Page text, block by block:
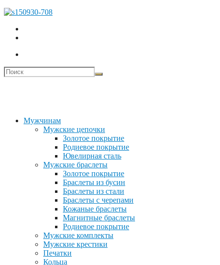
Мужчинам
Мужские цепочки
Золотое покрытие
Родиевое покрытие
Ювелирная сталь
Мужские браслеты
Золотое покрытие
Браслеты из бусин
Браслеты из стали
Браслеты с черепами
Кожаные браслеты
Магнитные браслеты
Родиевое покрытие
Мужские комплекты
Мужские крестики
Печатки
Кольца